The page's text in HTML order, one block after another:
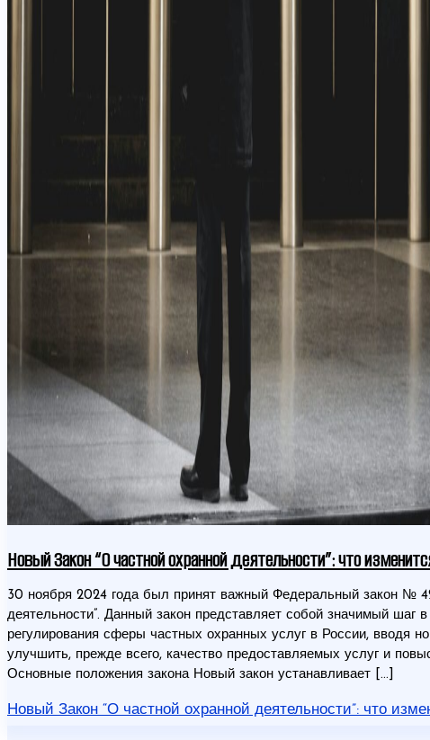
Новый Закон “О частной охранной деятельности”: что
30 ноября 2024 года был принят важный Федеральный закон №
деятельности”. Данный закон представляет собой значимый шаг
регулирования сферы частных охранных услуг в России, вводя
улучшить, прежде всего, качество предоставляемых услуг и
Основные положения закона Новый закон устанавливает […]
Новый Закон “О частной охранной деятельности”: что